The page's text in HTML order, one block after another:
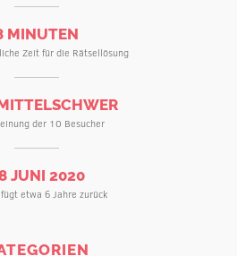
MINUTEN
Zeit für die Rätsellösung
der 10 Besucher
JUNI 2020
etwa 6 Jahre zurück